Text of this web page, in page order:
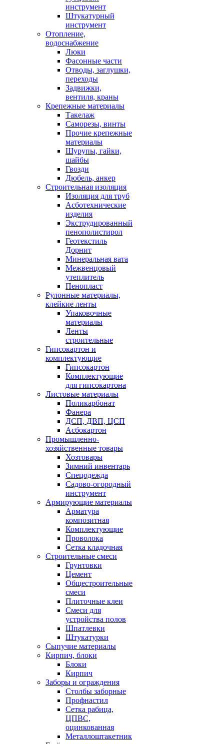
инструмент
Штукатурный
инструмент
Отопление,
водоснабжение
Люки
Фасонные части
Отводы, заглушки,
переходы
Задвижки,
вентиля, краны
Крепежные материалы
Такелаж
Саморезы, винты
Прочие крепежные
материалы
Шурупы, гайки,
шайбы
Гвозди
Дюбель, анкер
Строительная изоляция
Изоляция для труб
Асботехнические
изделия
Экструдированный
пенополистирол
Геотекстиль
Дорнит
Минеральная вата
Межвенцовый
утеплитель
Пенопласт
Рулонные материалы,
клейкие ленты
Упаковочные
материалы
Ленты
строительные
Гипсокартон и
комплектующие
Гипсокартон
Комплектующие
для гипсокартона
Листовые материалы
Поликарбонат
Фанера
ДСП, ДВП, ЦСП
Асбокартон
Промышленно-
хозяйственные товары
Хозтовары
Зимний инвентарь
Спецодежда
Садово-огородный
инструмент
Армирующие материалы
Арматура
композитная
Комплектующие
Проволока
Сетка кладочная
Строительные смеси
Грунтовки
Цемент
Общестроительные
смеси
Плиточные клеи
Смеси для
устройства полов
Шпатлевки
Штукатурки
Сыпучие материалы
Кирпич, блоки
Блоки
Кирпич
Заборы и ограждения
Столбы заборные
Профнастил
Сетка рабица,
ЦПВС,
оцинкованная
Металлоштакетник